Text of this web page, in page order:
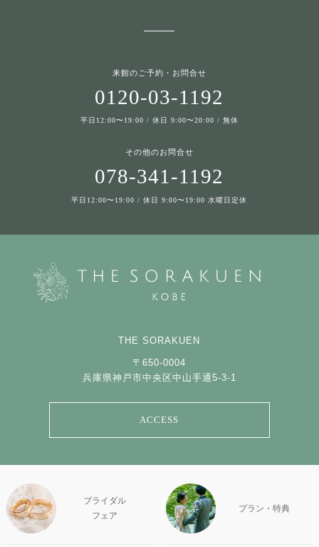
来館のご予約・お問合せ
0120-03-1192
平日12:00〜19:00 / 休日 9:00〜20:00 / 無休
その他のお問合せ
078-341-1192
平日12:00〜19:00 / 休日 9:00〜19:00 水曜日定休
THE SORAKUEN
〒650-0004
兵庫県神戸市中央区中山手通5-3-1
ACCESS
ブライダル
フェア
プラン・特典